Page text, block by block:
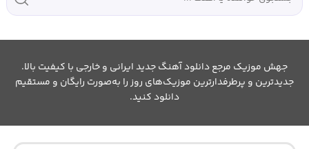
جهش موزیک مرجع دانلود آهنگ جدید ایرانی و خارجی با کیفیت بالا.
جدیدترین و پرطرفدارترین موزیک‌های روز را به‌صورت رایگان و مستقیم
دانلود کنید.